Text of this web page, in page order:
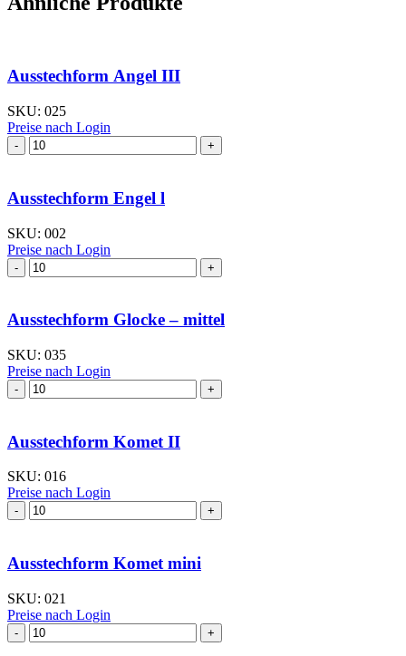
Ausstechform Angel III
SKU: 025
Preise nach Login
Ausstechform Angel
III
Ausstechform Engel l
SKU: 002
Preise nach Login
Ausstechform Engel
l
Ausstechform Glocke – mittel
SKU: 035
Preise nach Login
Ausstechform Glocke
–
Menge
Ausstechform Komet II
SKU: 016
Preise nach Login
Ausstechform Komet
II
Ausstechform Komet mini
SKU: 021
Preise nach Login
Ausstechform Komet
mini